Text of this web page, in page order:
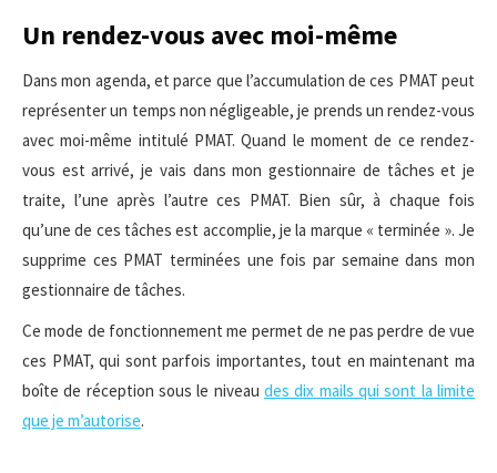
Un rendez-vous avec moi-même
Dans mon agenda, et parce que l’accumulation de ces PMAT peut
représenter un temps non négligeable, je prends un rendez-vous
avec moi-même intitulé PMAT. Quand le moment de ce rendez-
vous est arrivé, je vais dans mon gestionnaire de tâches et je
traite, l’une après l’autre ces PMAT. Bien sûr, à chaque fois
qu’une de ces tâches est accomplie, je la marque « terminée ». Je
supprime ces PMAT terminées une fois par semaine dans mon
gestionnaire de tâches.
Ce mode de fonctionnement me permet de ne pas perdre de vue
ces PMAT, qui sont parfois importantes, tout en maintenant ma
boîte de réception sous le niveau des dix mails qui sont la limite
que je m’autorise.